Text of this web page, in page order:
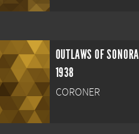
OUTLAWS OF SONORA
1938
CORONER